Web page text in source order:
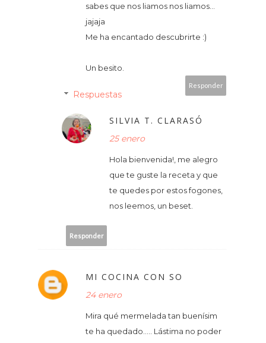
sabes que nos liamos nos liamos...
jajaja
Me ha encantado descubrirte :)
Un besito.
Responder
Respuestas
SILVIA T. CLARASÓ
25 enero
Hola bienvenida!, me alegro
que te guste la receta y que
te quedes por estos fogones,
nos leemos, un beset.
Responder
MI COCINA CON SO
24 enero
Mira qué mermelada tan buenísim
te ha quedado..... Lástima no poder